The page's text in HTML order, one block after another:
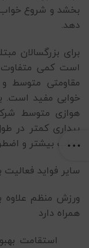
بخشد و شروع خواب
دهد.
برای بزرگسالان
است کمی متفاوت
مقاومتی متوسط و
خوابی مفید است.
هوازی متوسط
بیداری کمتر در
خواب بیشتر و
سایر فواید فعالیت
ورزش منظم علاوه
همراه دارد
استقامت